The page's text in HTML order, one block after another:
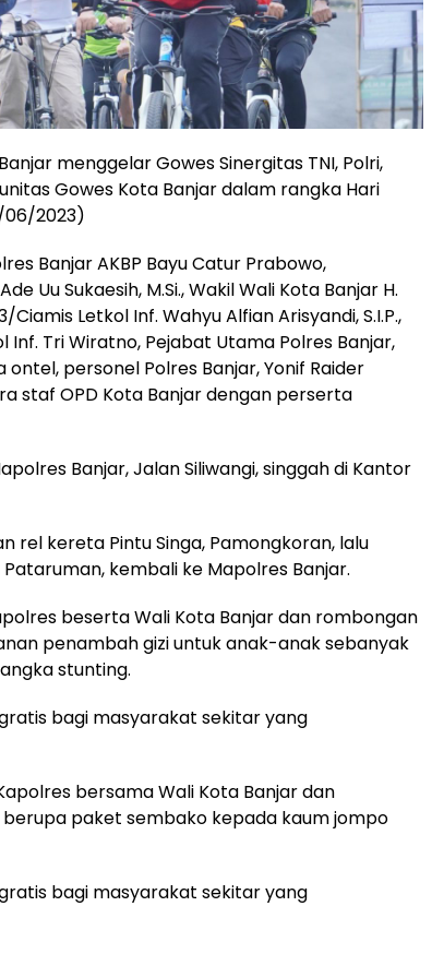
menggelar Gowes Sinergitas TNI, Polri,
Gowes Kota Banjar dalam rangka Hari
06/2023)
Banjar AKBP Bayu Catur Prabowo,
Uu Sukaesih, M.Si., Wakil Wali Kota Banjar H.
Ciamis Letkol Inf. Wahyu Alfian Arisyandi, S.I.P.,
Inf. Tri Wiratno, Pejabat Utama Polres Banjar,
personel Polres Banjar, Yonif Raider
staf OPD Kota Banjar dengan perserta
Banjar, Jalan Siliwangi, singgah di Kantor
rel kereta Pintu Singa, Pamongkoran, lalu
kembali ke Mapolres Banjar.
beserta Wali Kota Banjar dan rombongan
penambah gizi untuk anak-anak sebanyak
stunting.
bagi masyarakat sekitar yang
bersama Wali Kota Banjar dan
paket sembako kepada kaum jompo
bagi masyarakat sekitar yang